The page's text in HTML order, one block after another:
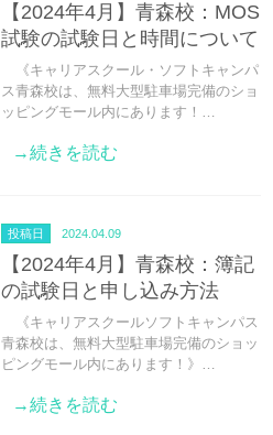
【2024年4月】青森校：MOS
試験の試験日と時間について
《キャリアスクール・ソフトキャンパ
ス青森校は、無料大型駐車場完備のショ
ッピングモール内にあります！…
→続きを読む
投稿日 2024.04.09
【2024年4月】青森校：簿記
の試験日と申し込み方法
《キャリアスクールソフトキャンパス
青森校は、無料大型駐車場完備のショッ
ピングモール内にあります！》…
→続きを読む